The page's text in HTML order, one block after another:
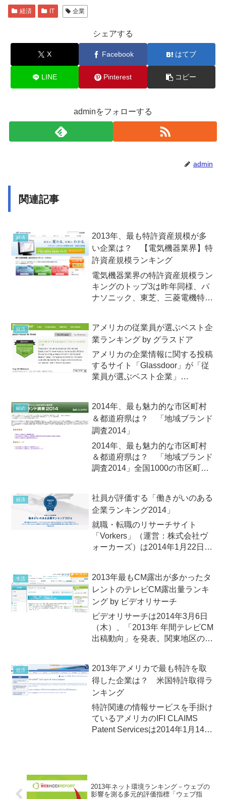
経済 IT 企業
シェアする
X Facebook はてブ
LINE Pinterest コピー
adminをフォローする
admin
関連記事
経済
2013年、最も特許資産規模が多
い企業は？ 【電気機器業界】特
許資産規模ランキング
電気機器業界の特許資産規模ラン
キングのトップ3は昨年同様、パ
ナソニック、東芝、三菱電機特許
（木）、独自に分類した「電気機
器」業界の企業を対象に、各社が
保有する特許資産を質と量の両
面...
経済
アメリカの従業員が選ぶベスト企
業ランキング by グラスドア
アメリカの企業情報に関する投稿
するサイト「Glassdoor」が「従
業員が選ぶベスト企業」
表！ Twitterが圏外から第2位へ
と大躍進！
経済
2014年、最も魅力的な市区町村
＆都道府県は？ 「地域ブランド
調査2014」
2014年、最も魅力的な市区町村
＆都道府県は？ 「地域ブランド
調査2014」全国1000の市区町村
サルタント会社のブランド総合研
究所は2014年10月6日（月）、
「第9回地域ブ...
経済
社員が評価する「働きがいのある
企業ランキング2014」
就職・転職のリサーチサイト
「Vorkers」（運営：株式会社ヴ
ォーカーズ）は2014年1月22日
は、プロクター・アンド・ギャン
ブルジャパン株式会社(P&G)！
生活
2013年最もCM露出が多かったタ
レントのテレビCM露出量ランキ
ング by ビデオリサーチ
ビデオリサーチは2014年3月6日
（木）、「2013年 年間テレビCM
出稿動向」を発表。関東地区の
経済
2013年アメリカで最も特許を取
得した企業は？ 米国特許取得ラ
ンキング
特許関連の情報サービスを手掛け
ているアメリカのIFI CLAIMS
Patent Servicesは2014年1月14日
続で首位の座をキープ！
2013年ネット環境ランキング－ウェブの
影響を測る多元的評価指標「ウェブ指